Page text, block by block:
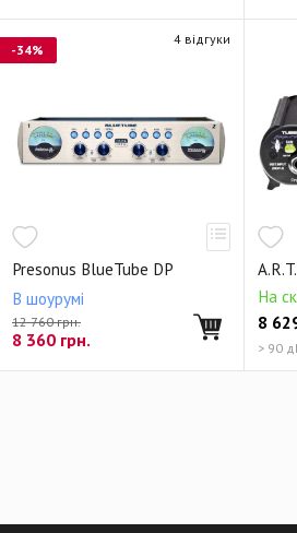
Presonus BlueTube DP
В шоурумі
12 760 грн.
8 360 грн.
4 відгуки
-34%
На
8